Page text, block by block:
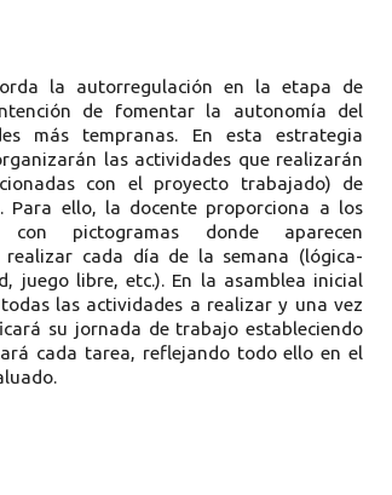
la autorregulación en la etapa de
de fomentar la autonomía del
más tempranas. En esta estrategia
las actividades que realizarán
con el proyecto trabajado) de
Para ello, la docente proporciona a los
pictogramas donde aparecen
realizar cada día de la semana (lógica-
juego libre, etc.). En la asamblea inicial
las actividades a realizar y una vez
su jornada de trabajo estableciendo
cada tarea, reflejando todo ello en el